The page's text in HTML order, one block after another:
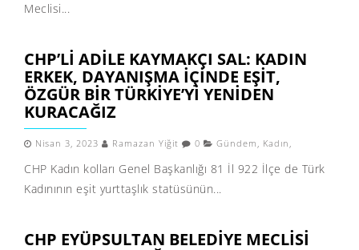
Meclisi...
CHP’LI ADILE KAYMAKÇI SAL: KADIN
ERKEK, DAYANIŞMA IÇINDE EŞIT,
ÖZGÜR BIR TÜRKIYE’YI YENIDEN
KURACAĞIZ
Nisan 3, 2023 Ramazan Yiğit 0 Gündem , Kadın ,
CHP Kadın kolları Genel Başkanlığı 81 İl 922 İlçe de Türk
Kadınının eşit yurttaşlık statüsünün...
CHP EYÜPSULTAN BELEDIYE MECLISI